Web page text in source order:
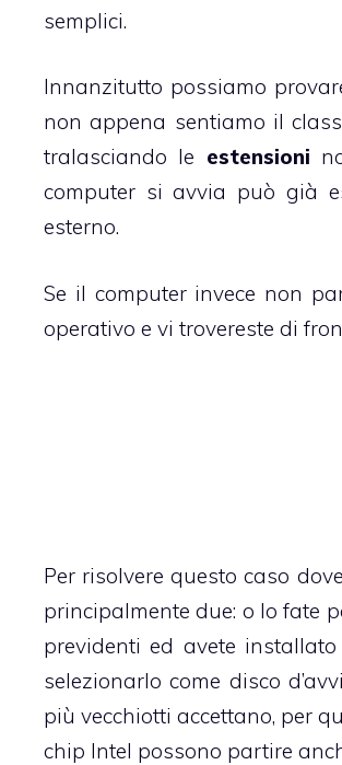
semplici.
Innanzitutto possiamo
non appena sentiamo il
tralasciando le estensioni
computer si avvia può già
esterno.
Se il computer invece non
operativo e vi trovereste di
Per risolvere questo caso
principalmente due: o lo fate
previdenti ed avete
selezionarlo come disco
più vecchiotti accettano, per
chip Intel possono partire